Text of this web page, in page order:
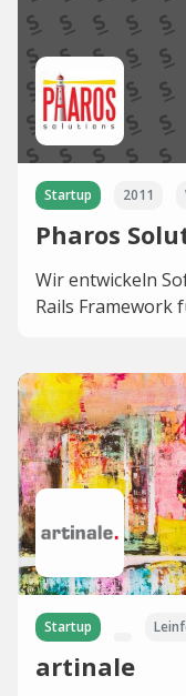
Startup 2011
Pharos
Wir entwickeln
Rails Framework
Startup
artinale